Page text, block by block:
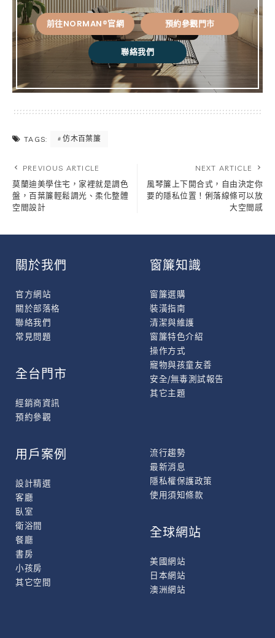
前往NORMAN®官網 預約參觀門市
聯絡我們
TAGS: 仿木百葉簾
PREVIOUS ARTICLE
莫蘭迪美學住宅，家裡就是調色
盤，百葉簾輕鬆調光、柔化整體
空間設計
NEXT ARTICLE
風琴簾上下開合式，自由決定你
要的隱私位置！俐落線條可以放
大空間感
關於我們
官方網站
關於部落格
聯絡我們
常見問題
窗簾知識
窗簾選購
裝潢指南
清潔與維護
窗簾特色介紹
操作方式
寵物與孩童友善
安全/無毒測試報告
其它主題
全台門市
經銷商資訊
預約參觀
用戶案例
設計精選
客廳
臥室
衛浴間
餐廳
書房
小孩房
其它空間
流行趨勢
最新消息
隱私權保護政策
使用須知條款
全球網站
美國網站
日本網站
澳洲網站